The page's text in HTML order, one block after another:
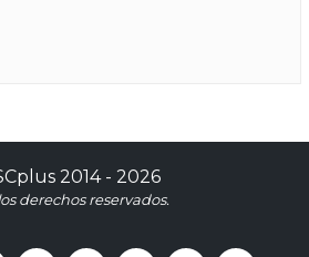
2014 - 2026
derechos reservados.